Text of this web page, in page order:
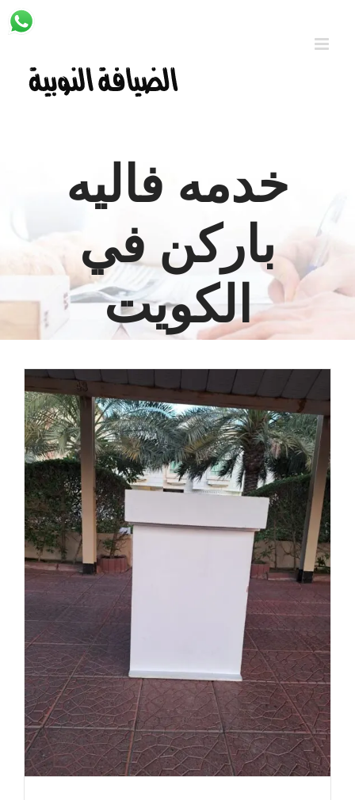
خدمه فاليه
باركن في
الكويت